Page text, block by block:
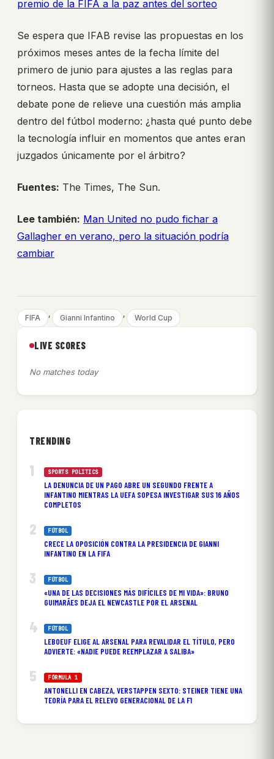
premio de la FIFA a la paz antes del sorteo
Se espera que IFAB revise las propuestas en los
próximos meses antes de la fecha límite del
primero de junio para ajustes a las reglas para
torneos. Hasta que se adopte una decisión, el
debate pone de relieve una cuestión más amplia
dentro del fútbol moderno: ¿hasta qué punto debe
la tecnología influir en momentos que antes eran
juzgados únicamente por el árbitro?
Fuentes: The Times, The Sun.
Lee también: Man United no pudo fichar a
Gallagher en verano, pero la situación podría
cambiar
FIFA , Gianni Infantino , World Cup
LIVE SCORES
No matches today
TRENDING
SPORTS POLITICS
LA DENUNCIA DE UN PAGO ABRE UN SEGUNDO FRENTE A
INFANTINO MIENTRAS LA UEFA SOPESA INVESTIGAR SUS 16 AÑOS
COMPLETOS
FÚTBOL
CRECE LA OPOSICIÓN CONTRA LA PRESIDENCIA DE GIANNI
INFANTINO EN LA FIFA
FÚTBOL
«UNA DE LAS DECISIONES MÁS DIFÍCILES DE MI VIDA»: BRUNO
GUIMARÃES DEJA EL NEWCASTLE POR EL ARSENAL
FÚTBOL
LEBOEUF ELIGE AL ARSENAL PARA REVALIDAR EL TÍTULO, PERO
ADVIERTE: «NADIE PUEDE REEMPLAZAR A SALIBA»
FÓRMULA 1
ANTONELLI EN CABEZA, VERSTAPPEN SEXTO: STEINER TIENE UNA
TEORÍA PARA EL RELEVO GENERACIONAL DE LA F1